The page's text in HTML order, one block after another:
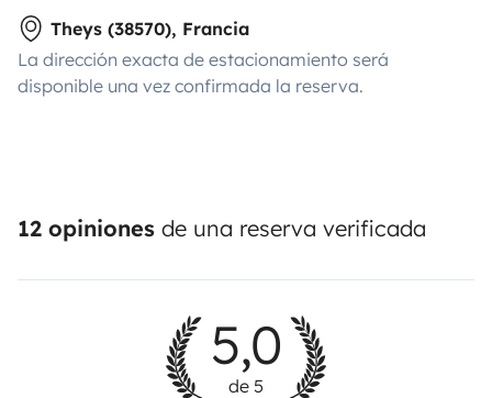
Au plaisir de vous rencontrer !
Guillaume
Theys (38570), Francia
La dirección exacta de estacionamiento será
disponible una vez confirmada la reserva.
12 opiniones de una reserva verificada
5,0
de 5